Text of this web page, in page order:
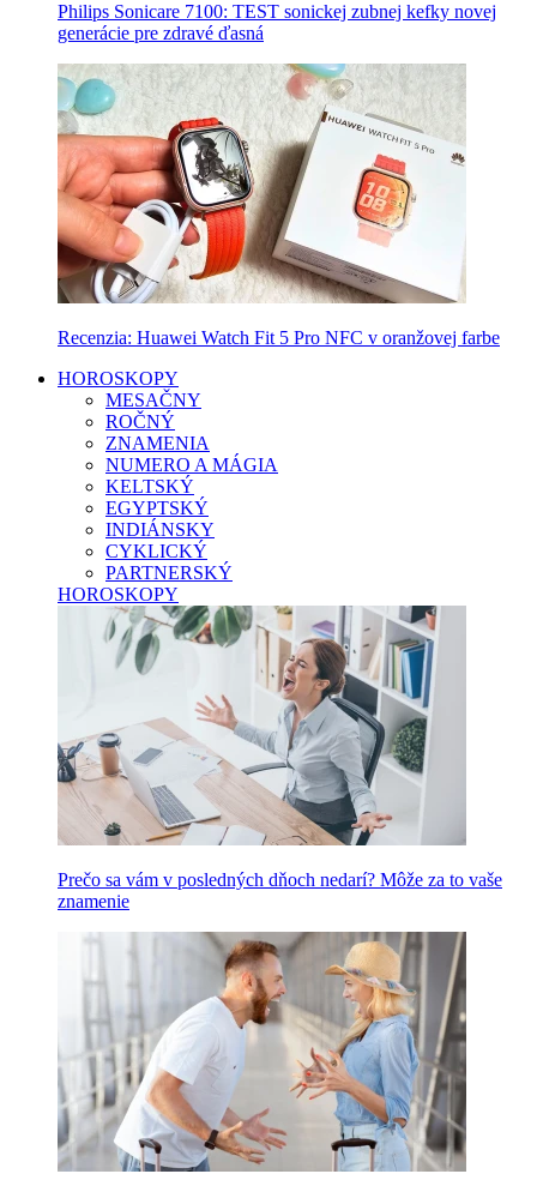
Philips Sonicare 7100: TEST sonickej zubnej kefky novej
generácie pre zdravé ďasná
Recenzia: Huawei Watch Fit 5 Pro NFC v oranžovej farbe
HOROSKOPY
MESAČNY
ROČNÝ
ZNAMENIA
NUMERO A MÁGIA
KELTSKÝ
EGYPTSKÝ
INDIÁNSKY
CYKLICKÝ
PARTNERSKÝ
HOROSKOPY
Prečo sa vám v posledných dňoch nedarí? Môže za to vaše
znamenie